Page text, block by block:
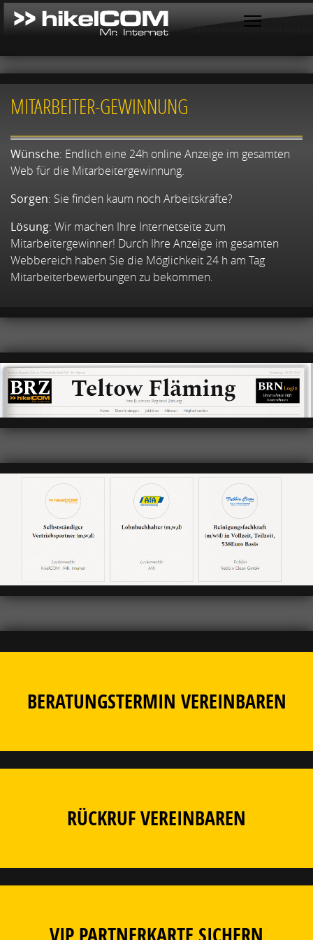
MITARBEITER-GEWINNUNG
Wünsche: Endlich eine 24h online Anzeige im gesamten
Web für die Mitarbeitergewinnung.
Sorgen: Sie finden kaum noch Arbeitskräfte?
Lösung: Wir machen Ihre Internetseite zum
Mitarbeitergewinner! Durch Ihre Anzeige im gesamten
Webbereich haben Sie die Möglichkeit 24 h am Tag
Mitarbeiterbewerbungen zu bekommen.
BERATUNGSTERMIN VEREINBAREN
RÜCKRUF VEREINBAREN
VIP PARTNERKARTE SICHERN